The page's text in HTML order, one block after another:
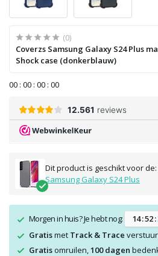
(0)
Coverzs Samsung Galaxy S24 Plus
Shock case (donkerblauw)
00 : 00 : 00 : 00
Dit product is geschikt voor de:
Samsung Galaxy S24 Plus
Morgen in huis? Je hebt nog: 14:52:
Gratismet Track & Trace
Gratisomruilen, 100 dagen